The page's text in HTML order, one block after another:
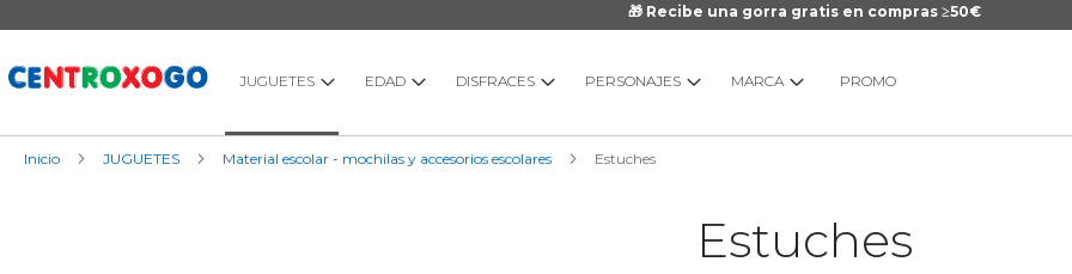
🎁 Recibe una gorra gratis en compras ≥50€
al
JUGUETES
EDAD DISFRACES PERSONAJES MARCA PROMO
Inicio JUGUETES Material escolar - mochilas y accesorios escolares Estuches
Estuches